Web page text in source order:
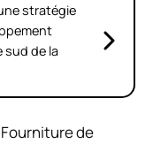
stratégie
sud de la
Fourniture de